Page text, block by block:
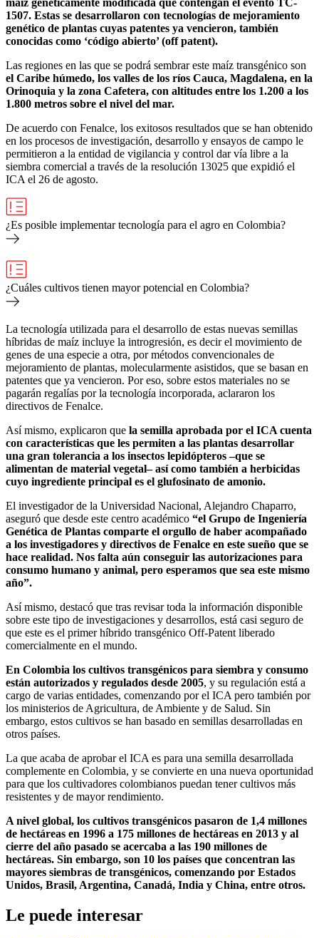
1507. Estas se desarrollaron con tecnologías de mejoramiento
genético de plantas cuyas patentes ya vencieron, también
conocidas como ‘código abierto’ (off patent).
Las regiones en las que se podrá sembrar este maíz transgénico son
el Caribe húmedo, los valles de los ríos Cauca, Magdalena, en la
Orinoquia y la zona Cafetera, con altitudes entre los 1.200 a los
1.800 metros sobre el nivel del mar.
De acuerdo con Fenalce, los exitosos resultados que se han obtenido
en los procesos de investigación, desarrollo y ensayos de campo le
permitieron a la entidad de vigilancia y control dar vía libre a la
siembra comercial a través de la resolución 13025 que expidió el
ICA el 26 de agosto.
¿Es posible implementar tecnología para el agro en Colombia?
¿Cuáles cultivos tienen mayor potencial en Colombia?
La tecnología utilizada para el desarrollo de estas nuevas semillas
híbridas de maíz incluye la introgresión, es decir el movimiento de
genes de una especie a otra, por métodos convencionales de
mejoramiento de plantas, molecularmente asistidos, que se basan en
patentes que ya vencieron. Por eso, sobre estos materiales no se
pagarán regalías por la tecnología incorporada, aclararon los
directivos de Fenalce.
Así mismo, explicaron que la semilla aprobada por el ICA cuenta
con características que les permiten a las plantas desarrollar
una gran tolerancia a los insectos lepidópteros –que se
alimentan de material vegetal– así como también a herbicidas
cuyo ingrediente principal es el glufosinato de amonio.
El investigador de la Universidad Nacional, Alejandro Chaparro,
aseguró que desde este centro académico “el Grupo de Ingeniería
Genética de Plantas comparte el orgullo de haber acompañado
a los investigadores y directivos de Fenalce en este sueño que se
hace realidad. Nos falta aún conseguir las autorizaciones para
consumo humano y animal, pero esperamos que sea este mismo
año”.
Así mismo, destacó que tras revisar toda la información disponible
sobre este tipo de investigaciones y desarrollos, está casi seguro de
que este es el primer híbrido transgénico Off-Patent liberado
comercialmente en el mundo.
En Colombia los cultivos transgénicos para siembra y consumo
están autorizados y regulados desde 2005, y su regulación está a
cargo de varias entidades, comenzando por el ICA pero también por
los ministerios de Agricultura, de Ambiente y de Salud. Sin
embargo, estos cultivos se han basado en semillas desarrolladas en
otros países.
La que acaba de aprobar el ICA es para una semilla desarrollada
complemente en Colombia, y se convierte en una nueva oportunidad
para que los cultivadores colombianos puedan tener cultivos más
resistentes y de mayor rendimiento.
A nivel global, los cultivos transgénicos pasaron de 1,4 millones
de hectáreas en 1996 a 175 millones de hectáreas en 2013 y al
cierre del año pasado se acercaba a las 190 millones de
hectáreas. Sin embargo, son 10 los países que concentran las
mayores siembras de transgénicos, comenzando por Estados
Unidos, Brasil, Argentina, Canadá, India y China, entre otros.
Le puede interesar